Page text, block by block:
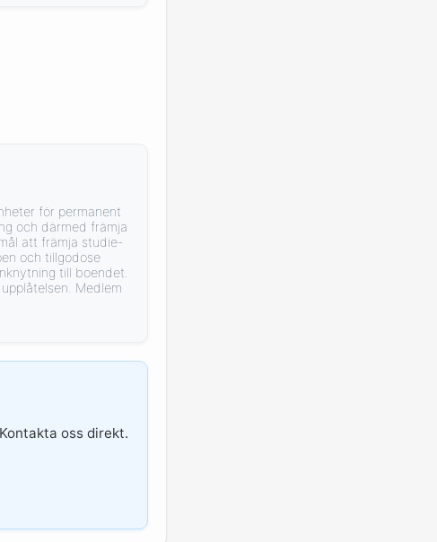
för permanent
och därmed främja
att främja studie-
och tillgodose
till boendet.
Medlem
oss direkt.